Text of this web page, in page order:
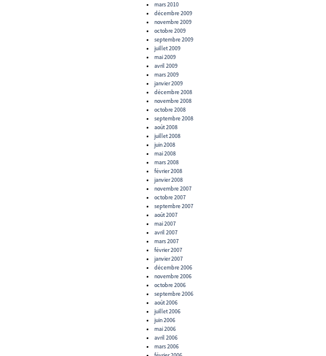
mars 2010
décembre 2009
novembre 2009
octobre 2009
septembre 2009
juillet 2009
mai 2009
avril 2009
mars 2009
janvier 2009
décembre 2008
novembre 2008
octobre 2008
septembre 2008
août 2008
juillet 2008
juin 2008
mai 2008
mars 2008
février 2008
janvier 2008
novembre 2007
octobre 2007
septembre 2007
août 2007
mai 2007
avril 2007
mars 2007
février 2007
janvier 2007
décembre 2006
novembre 2006
octobre 2006
septembre 2006
août 2006
juillet 2006
juin 2006
mai 2006
avril 2006
mars 2006